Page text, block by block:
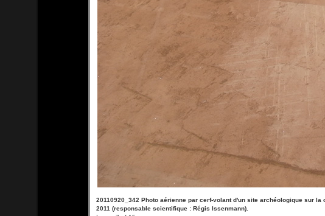
20110920_342 Photo aérienne par cerf-volant d'un site archéologique sur la
2011 (responsable scientifique : Régis Issenmann).